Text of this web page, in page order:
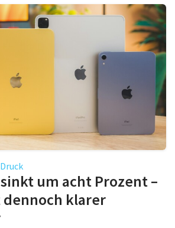
um acht Prozent –
klarer